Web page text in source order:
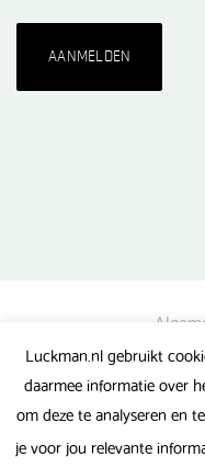
Veel
Luckman.nl gebruikt
daarmee informatie over
om deze te analyseren en
je voor jou relevante